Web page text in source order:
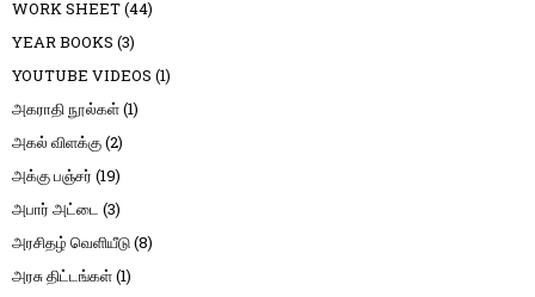
WORK SHEET(44)
YEAR BOOKS (3)
YOUTUBE VIDEOS (1)
அகராதி நூல்கள்(1)
அகல் விளக்கு(2)
அக்கு பஞ்சர் (19)
அபார் அட்டை (3)
அரசிதழ் வெளியீடு(8)
அரசு திட்டங்கள்(1)